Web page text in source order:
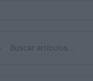
Buscar